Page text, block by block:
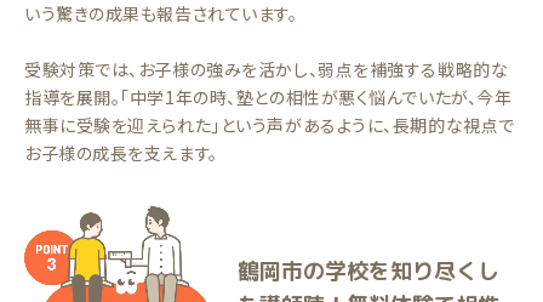
いう驚きの成果も報告されています。
受験対策では、お子様の強みを活かし、弱点を補強する戦略的な
指導を展開。「中学1年の時、塾との相性が悪く悩んでいたが、今年
無事に受験を迎えられた」という声があるように、長期的な視点で
お子様の成長を支えます。
鶴岡市の学校を知り尽くし